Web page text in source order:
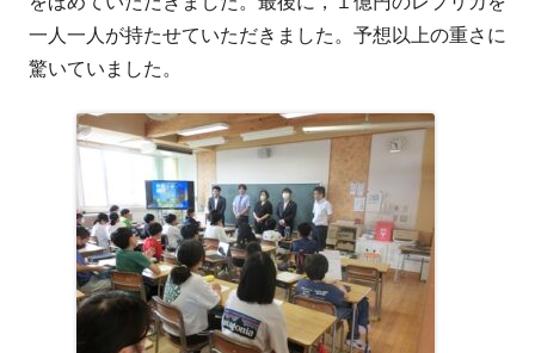
一人一人が持たせていただきました。予想以上の重さに
驚いていました。